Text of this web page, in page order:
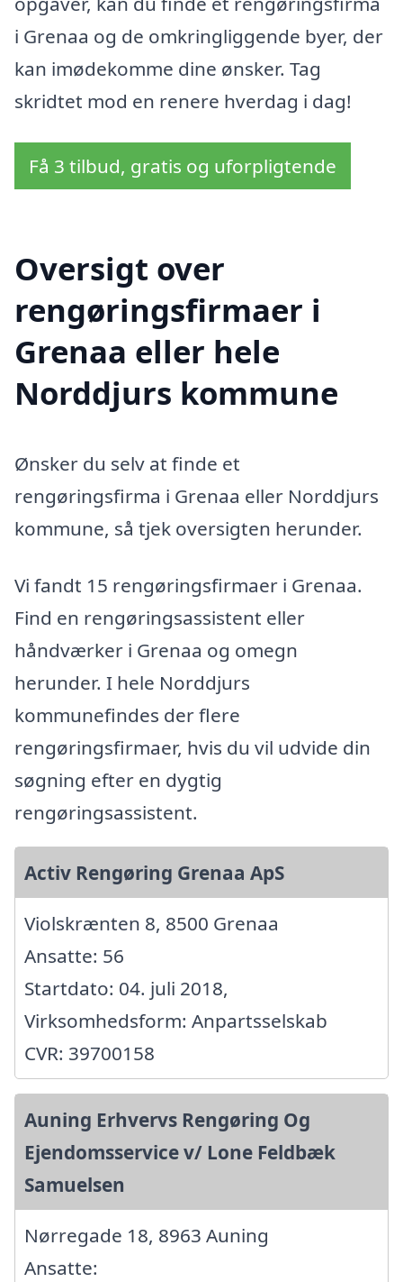
i Grenaa og de omkringliggende byer, der
kan imødekomme dine ønsker. Tag
skridtet mod en renere hverdag i dag!
Få 3 tilbud, gratis og uforpligtende
Oversigt over
rengøringsfirmaer i
Grenaa eller hele
Norddjurs kommune
Ønsker du selv at finde et
rengøringsfirma i Grenaa eller Norddjurs
kommune, så tjek oversigten herunder.
Vi fandt 15 rengøringsfirmaer i Grenaa.
Find en rengøringsassistent eller
håndværker i Grenaa og omegn
herunder. I hele Norddjurs
kommunefindes der flere
rengøringsfirmaer, hvis du vil udvide din
søgning efter en dygtig
rengøringsassistent.
Activ Rengøring Grenaa ApS
Violskrænten 8, 8500 Grenaa
Ansatte: 56
Startdato: 04. juli 2018,
Virksomhedsform: Anpartsselskab
CVR: 39700158
Auning Erhvervs Rengøring Og
Ejendomsservice v/ Lone Feldbæk
Samuelsen
Nørregade 18, 8963 Auning
Ansatte: